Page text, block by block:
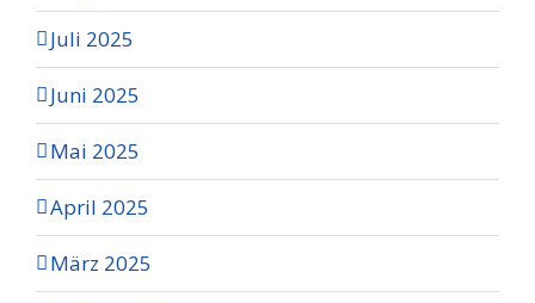
Juli 2025
Juni 2025
Mai 2025
April 2025
März 2025